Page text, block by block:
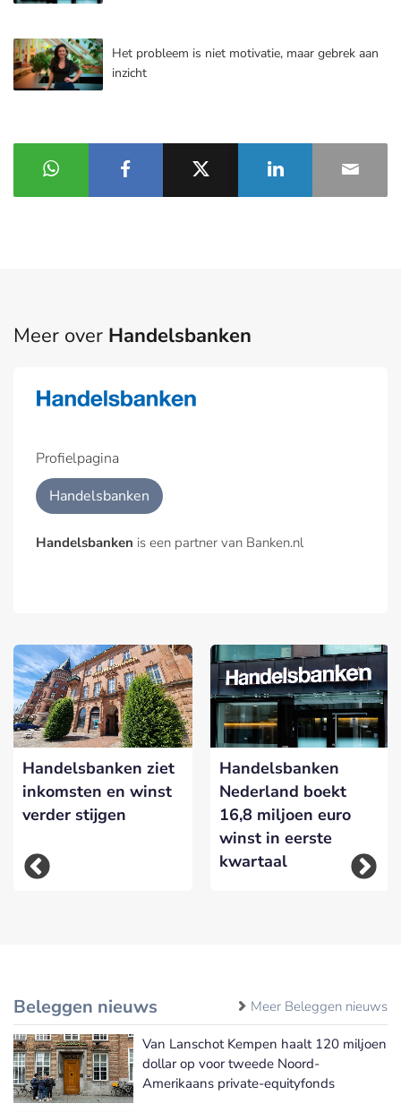
Het probleem is niet motivatie, maar gebrek aan
inzicht
Meer over Handelsbanken
Profielpagina
Handelsbanken
Handelsbanken is een partner van Banken.nl
Handelsbanken ziet
inkomsten en winst
verder stijgen
Handelsbanken
Nederland boekt
16,8 miljoen euro
winst in eerste
kwartaal
Beleggen nieuws Meer Beleggen nieuws
Van Lanschot Kempen haalt 120 miljoen
dollar op voor tweede Noord-
Amerikaans private-equityfonds